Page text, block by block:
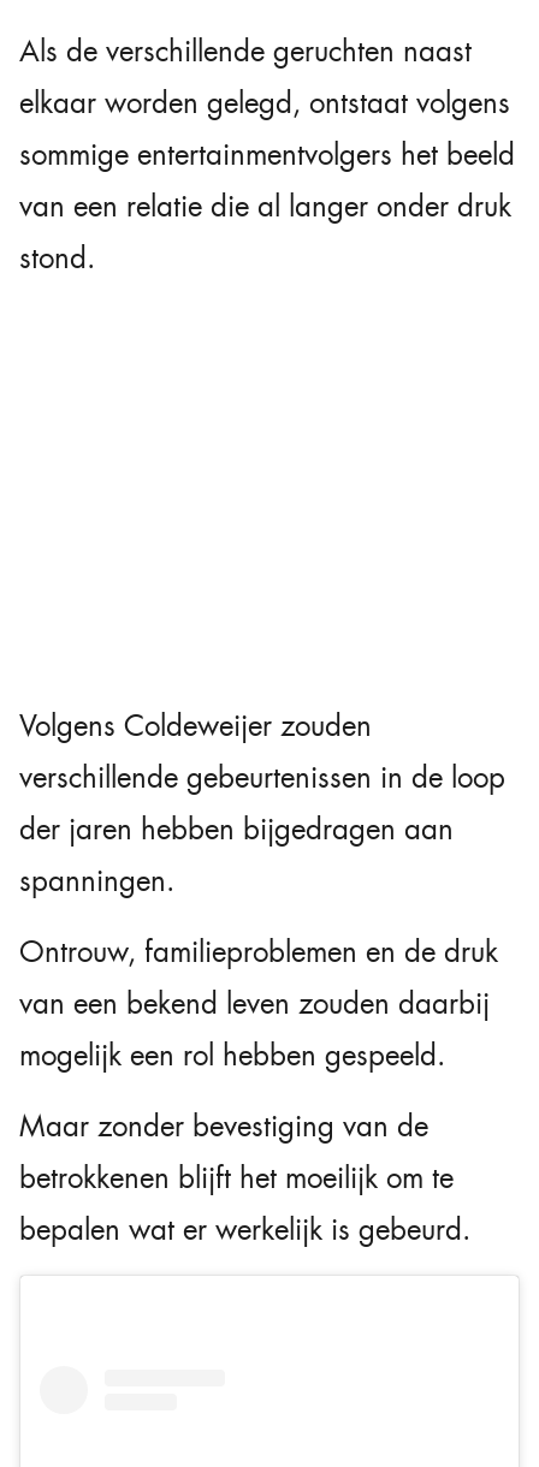
Als de verschillende geruchten naast
elkaar worden gelegd, ontstaat volgens
sommige entertainmentvolgers het beeld
van een relatie die al langer onder druk
stond.
Volgens Coldeweijer zouden
verschillende gebeurtenissen in de loop
der jaren hebben bijgedragen aan
spanningen.
Ontrouw, familieproblemen en de druk
van een bekend leven zouden daarbij
mogelijk een rol hebben gespeeld.
Maar zonder bevestiging van de
betrokkenen blijft het moeilijk om te
bepalen wat er werkelijk is gebeurd.